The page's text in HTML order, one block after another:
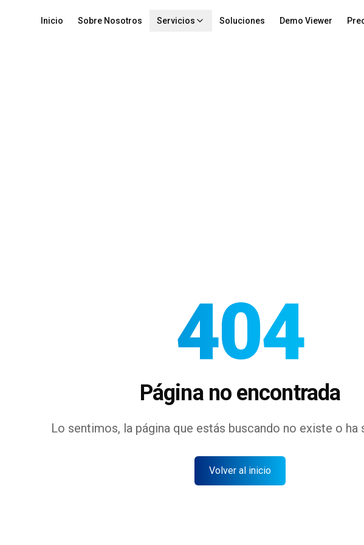
Inicio Sobre Nosotros Servicios Soluciones Demo Viewer
404
Página no encontrada
Lo sentimos, la página que estás buscando no existe o ha
Volver al inicio